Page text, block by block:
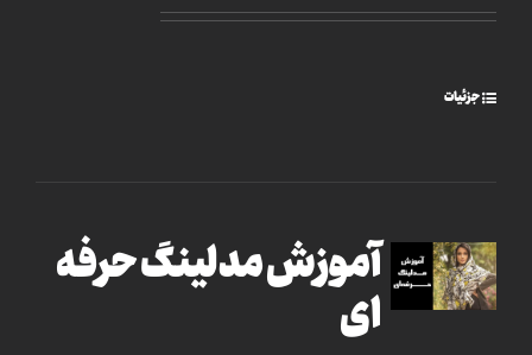
جزئیات
آموزش مدلینگ حرفه
ای